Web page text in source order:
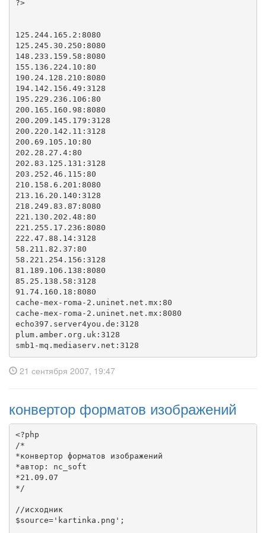
?>
125.244.165.2:8080
125.245.30.250:8080
148.233.159.58:8080
155.136.224.10:80
190.24.128.210:8080
194.142.156.49:3128
195.229.236.106:80
200.165.160.98:8080
200.209.145.179:3128
200.220.142.11:3128
200.69.105.10:80
202.28.27.4:80
202.83.125.131:3128
203.252.46.115:80
210.158.6.201:8080
213.16.20.140:3128
218.249.83.87:8080
221.130.202.48:80
221.255.17.236:8080
222.47.88.14:3128
58.211.82.37:80
58.221.254.156:3128
81.189.106.138:8080
85.25.138.58:3128
91.74.160.18:8080
cache-mex-roma-2.uninet.net.mx:80
cache-mex-roma-2.uninet.net.mx:8080
echo397.server4you.de:3128
plum.amber.org.uk:3128
smb1-mq.mediaserv.net:3128
21 сентября 2007, 19:47
конвертор форматов изображений
<?php
/*
*конвертор форматов изображений
*автор: nc_soft
*21.09.07
*/
//исходник
$source='kartinka.png';